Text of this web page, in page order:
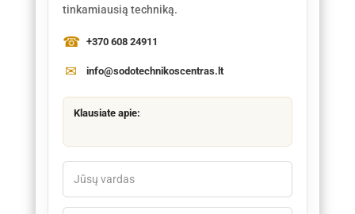
tinkamiausią techniką.
+370 608 24911
info@sodotechnikoscentras.lt
Klausiate apie: